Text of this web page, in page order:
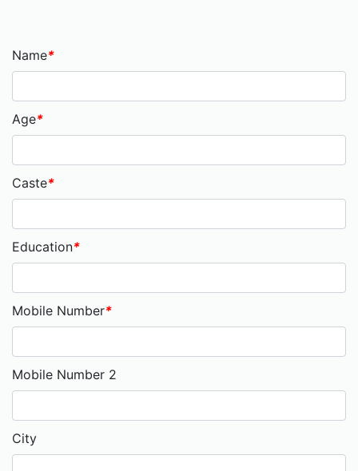
Name*
Age*
Caste*
Education*
Mobile Number*
Mobile Number 2
City